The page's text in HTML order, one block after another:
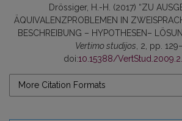
Drössiger, H.-H. (2017) “ZU
ÄQUIVALENZPROBLEMEN IN
BESCHREIBUNG – HYPOTHESEN–
Vertimo studijos , 2, pp.
doi:10.15388/
More Citation Formats